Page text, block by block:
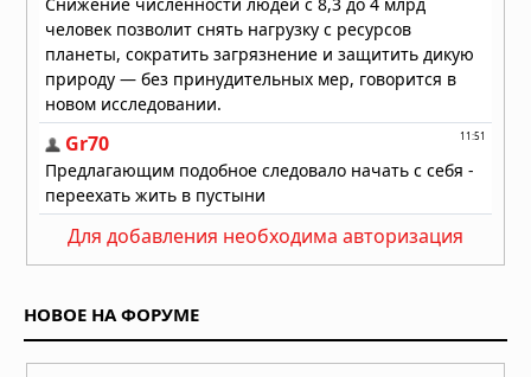
Для добавления необходима авторизация
НОВОЕ НА ФОРУМЕ